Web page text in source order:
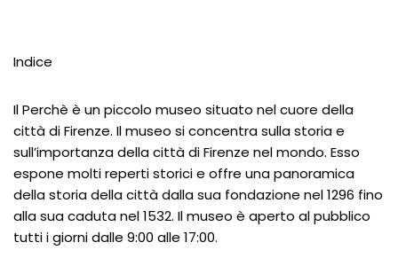
Indice
Il Perchè è un piccolo museo situato nel cuore della
città di Firenze. Il museo si concentra sulla storia e
sull’importanza della città di Firenze nel mondo. Esso
espone molti reperti storici e offre una panoramica
della storia della città dalla sua fondazione nel 1296 fino
alla sua caduta nel 1532. Il museo è aperto al pubblico
tutti i giorni dalle 9:00 alle 17:00.